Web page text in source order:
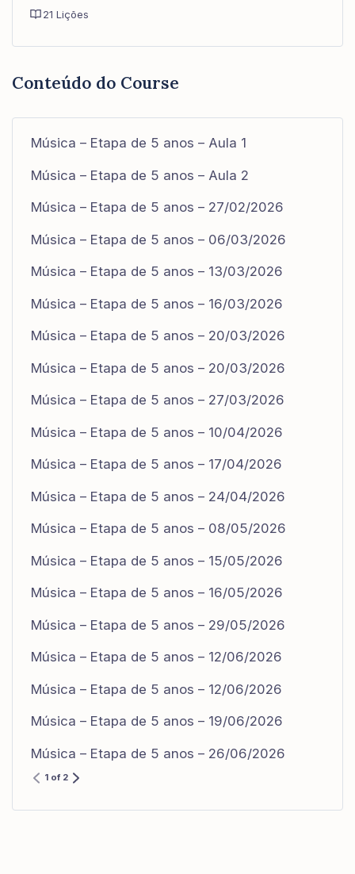
Conteúdo do Course
Música – Etapa de 5 anos – Aula 1
Música – Etapa de 5 anos – Aula 2
Música – Etapa de 5 anos – 27/02/2026
Música – Etapa de 5 anos – 06/03/2026
Música – Etapa de 5 anos – 13/03/2026
Música – Etapa de 5 anos – 16/03/2026
Música – Etapa de 5 anos – 20/03/2026
Música – Etapa de 5 anos – 20/03/2026
Música – Etapa de 5 anos – 27/03/2026
Música – Etapa de 5 anos – 10/04/2026
Música – Etapa de 5 anos – 17/04/2026
Música – Etapa de 5 anos – 24/04/2026
Música – Etapa de 5 anos – 08/05/2026
Música – Etapa de 5 anos – 15/05/2026
Música – Etapa de 5 anos – 16/05/2026
Música – Etapa de 5 anos – 29/05/2026
Música – Etapa de 5 anos – 12/06/2026
Música – Etapa de 5 anos – 12/06/2026
Música – Etapa de 5 anos – 19/06/2026
Música – Etapa de 5 anos – 26/06/2026
1 of 2
21 Lições